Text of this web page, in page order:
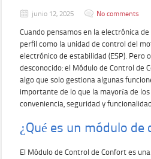
junio 12, 2025 No comments
Cuando pensamos en la electrónica
perfil como la unidad de control del
electrónico de estabilidad (ESP). Pero
desconocido: el Módulo de Control de
algo que solo gestiona algunas
importante de lo que la mayoría de
conveniencia, seguridad y
¿Qué es un módulo
El Módulo de Control de Confort es